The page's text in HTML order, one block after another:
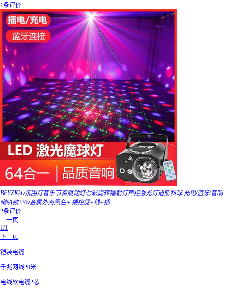
1条评价
BEYZKktv氛围灯音乐节奏跳动灯七彩旋转镭射灯声控激光灯迪斯科球 充电/蓝牙/音响
喇叭款220v金属外壳黑色+ 摇控器+线+插
2条评价
上一页
1/1
下一页
铠装电缆
千兆网线20米
电线软电缆2芯